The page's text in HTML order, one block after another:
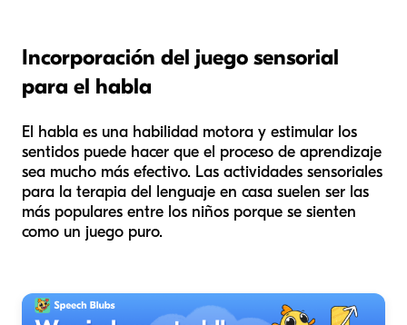
Incorporación del juego sensorial
para el habla
El habla es una habilidad motora y estimular los
sentidos puede hacer que el proceso de aprendizaje
sea mucho más efectivo. Las actividades sensoriales
para la terapia del lenguaje en casa suelen ser las
más populares entre los niños porque se sienten
como un juego puro.